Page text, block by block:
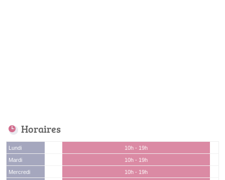
Horaires
Lundi
10h - 19h
Mardi
10h - 19h
Mercredi
10h - 19h